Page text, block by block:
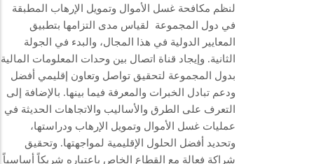
لنظم مكافحة غسل الأموال وتمويل الإرهاب المطبقة
في دول المجموعة لقياس مدى التزامها بتطبيق
المعايير الدولية في هذا المجال، والبدء في الجولة
الثانية. وإيجاد قناة اتصال بين وحدات المعلومات المالية
بدول المجموعة لتحقيق تواصل وتعاون إقليمي أفضل
ودعم تبادل الخبرات والمعرفة فيما بينها. بالإضافة إلى
التعرف على الطرق والأساليب والاتجاهات الحديثة في
عمليات غسل الأموال وتمويل الإرهاب ودراستها،
وتحديد أفضل الحلول الإقليمية لمواجهتها. وتحقيق
شراكة فعالة مع القطاع الخاص باعتباره شريكاً أساسياً